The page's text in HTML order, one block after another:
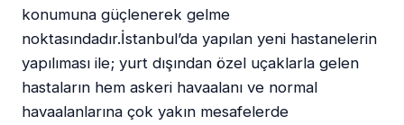
konumuna güçlenerek gelme
noktasındadır.İstanbul’da yapılan yeni hastanelerin
yapılıması ile; yurt dışından özel uçaklarla gelen
hastaların hem askeri havaalanı ve normal
havaalanlarına çok yakın mesafelerde